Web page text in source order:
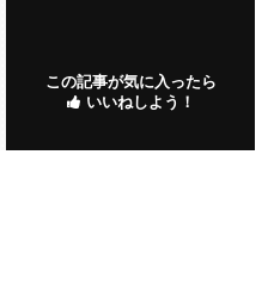
この記事が気に入ったら
いいねしよう！